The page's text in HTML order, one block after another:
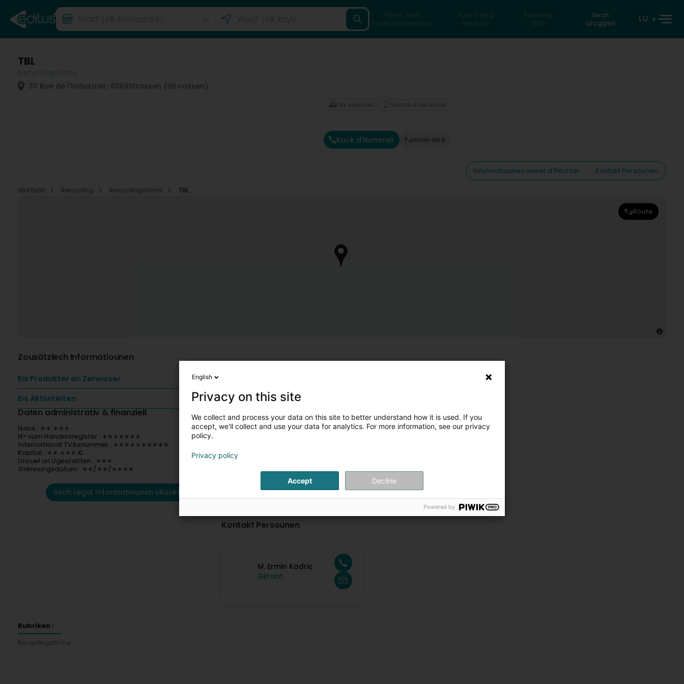
Fannt een
Professionnellen
Fannt eng
Persoun
Reverse
Sich
Sech
aloggen
LU
TBL
30 Rue de l'IndustrieL-8069Strassen (Stroossen)
Kuck d'Nummer Itinéraire
Fax uweisen Gesinn Zuel mobil
Informatiounen iwwer d'Rechter
Kontakt Persounen
Startsäit
Recycling Recyclingsfirma TBL
Route
Zousätzlech Informatiounen
Eis Produkter an Zerwisser
Eis Aktivitéiten
Daten administrativ & finanziell
Nace : ∗∗.∗∗∗
N° vum Handelsregister : ∗∗∗∗∗∗∗
International TVAsnummer : ∗∗∗∗∗∗∗∗∗∗
Kapital : ∗∗ ∗∗∗ €
Unzuel un Ugestallten : ∗∗∗
Grënnungsdatum : ∗∗/∗∗/∗∗∗∗
Sech Legal Informatiounen ukucken
Kontakt Persounen
M. Ermin Kadric
Gérant
Rubriken :
Recyclingsfirma
English
Privacy on this site
We collect and process your data on this site to better understand how it is used. If you
accept, we'll collect and use your data for analytics. For more information, see our privacy
policy.
Privacy policy
Accept Decline
Powered by